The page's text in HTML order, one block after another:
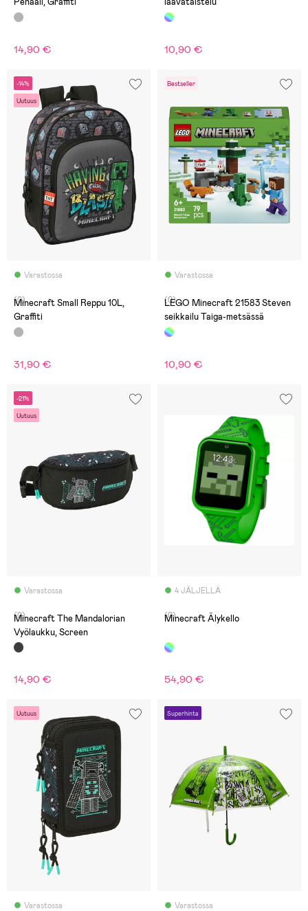
14,90 € 10,90 €
-14%
Uutuus
Varastossa
(0)
Minecraft Small Reppu 10L,
Graffiti
31,90 €
Bestseller
Varastossa
(0)
LEGO Minecraft 21583 Steven
seikkailu Taiga-metsässä
10,90 €
-21%
Uutuus
Varastossa
(0)
Minecraft The Mandalorian
Vyölaukku, Screen
14,90 €
4 JÄLJELLÄ
(0)
Minecraft Älykello
54,90 €
Uutuus
Varastossa
Superhinta
Varastossa